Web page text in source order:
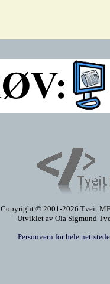
Copyright © 2001-2026 Tveit
Utviklet av Ola Sigmund
Personvern for hele